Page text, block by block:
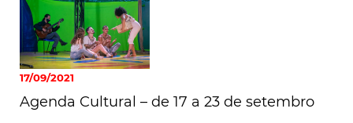
17/09/2021
Agenda Cultural – de 17 a 23 de setembro